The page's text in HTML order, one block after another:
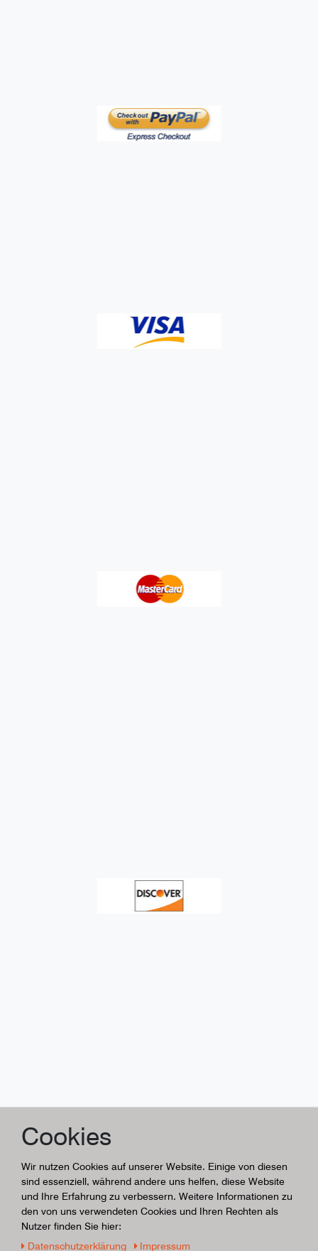
Cookies
Wir nutzen Cookies auf unserer Website. Einige von diesen
sind essenziell, während andere uns helfen, diese Website
und Ihre Erfahrung zu verbessern. Weitere Informationen zu
den von uns verwendeten Cookies und Ihren Rechten als
Nutzer finden Sie hier:
Daten­schutz­erklärung
Impressum